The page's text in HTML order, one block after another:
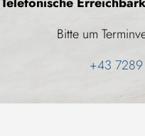
Bitte um
+43